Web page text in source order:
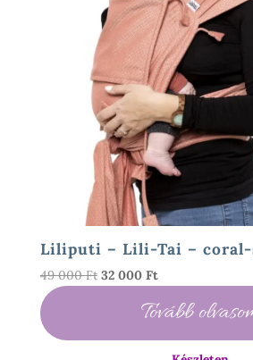
Liliputi – Lili-Tai – coral-
49 000Ft Original
32 000 FtCurrent
is:
000 Ft.
Tovább